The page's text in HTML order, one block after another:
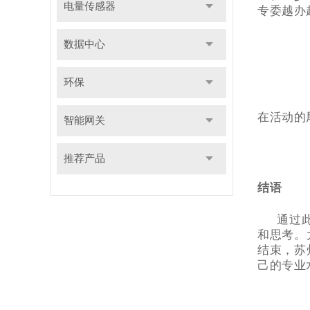
电量传感器
数据中心
环保
智能网关
推荐产品
专委越办
在活动的
结语
通过
和思考。
结束，苏
己的专业